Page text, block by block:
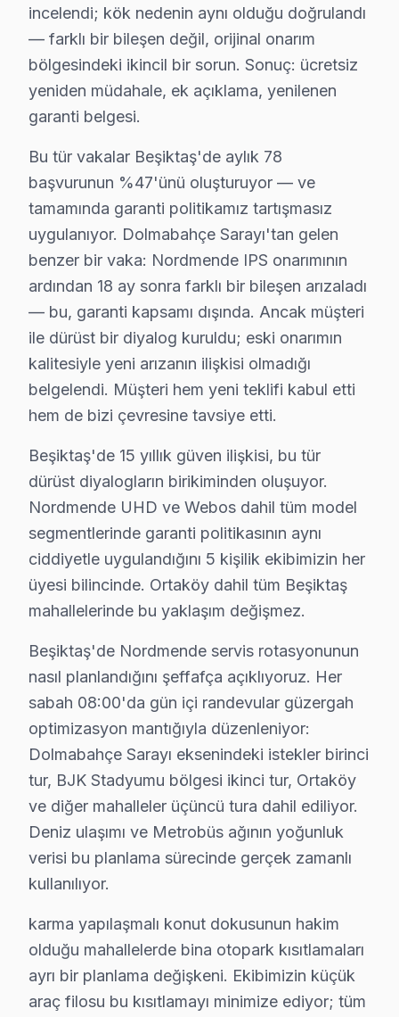
Nisbetiye'de Nordmende TV Servisi
Nisbetiye mahallesi sakinleri, yaz aylarında yükselen
Ortaköy'de Nordmende TV Servisi
Ortaköy mahallesi, dinamik yaşamıyla dikkat
Sinanpaşa'da Nordmende TV Servisi
Sinanpaşa mahallesi, yerleşim alanlarıyla sık sık set
Türkali'de Nordmende TV Servisi
Türkali mahallesi, yoğun nüfusu ile dikkat çekerken,
Ulus'ta Nordmende TV Servisi
Ulus mahallesi, tarihi atmosferiyle dikkat çekerken,
Vişnezade'de Nordmende TV Servisi
Vişnezade mahallesi sakinleri, televizyon
Yıldız'da Nordmende TV Servisi
Yıldız mahallesi, yoğun şehir hayatının getirdiği
Nordmende Bakım Takvimi ve Maliyet
Nordmende set’lerin bakımı ve onarımı,
Anakart tamiri, model serisine göre farklılık
Fiyatları etkileyen başlıca faktörler arasında garanti
Beşiktaş'de Proaktif Nordmende TV Bakımı:
Fabrika Servis olarak, bölgemizde Nordmende
Yerinde tamir imkanı, müşterilerimize büyük kolaylık
Sonuç olarak, proaktif bakım hizmetlerimizle,
Beşiktaş Nordmende servis - TV Tamiri
Nordmende akıllı TV'niz teknik onarım edilebilir mi?
Fabrika Servis — Dolmabahçe Sarayı dahil Beşiktaş
Beşiktaş Bölgesi ve Nordmende TV Desteği
İstanbul Avrupa Yakası içinde yer alan Beşiktaş,
incelendi; kök nedenin aynı olduğu doğrulandı
— farklı bir bileşen değil, orijinal onarım
bölgesindeki ikincil bir sorun. Sonuç: ücretsiz
yeniden müdahale, ek açıklama, yenilenen
garanti belgesi.
Bu tür vakalar Beşiktaş'de aylık 78
başvurunun %47'ünü oluşturuyor — ve
tamamında garanti politikamız tartışmasız
uygulanıyor. Dolmabahçe Sarayı'tan gelen
benzer bir vaka: Nordmende IPS onarımının
ardından 18 ay sonra farklı bir bileşen arızaladı
— bu, garanti kapsamı dışında. Ancak müşteri
ile dürüst bir diyalog kuruldu; eski onarımın
kalitesiyle yeni arızanın ilişkisi olmadığı
belgelendi. Müşteri hem yeni teklifi kabul etti
hem de bizi çevresine tavsiye etti.
Beşiktaş'de 15 yıllık güven ilişkisi, bu tür
dürüst diyalogların birikiminden oluşuyor.
Nordmende UHD ve Webos dahil tüm model
segmentlerinde garanti politikasının aynı
ciddiyetle uygulandığını 5 kişilik ekibimizin her
üyesi bilincinde. Ortaköy dahil tüm Beşiktaş
mahallelerinde bu yaklaşım değişmez.
Beşiktaş'de Nordmende servis rotasyonunun
nasıl planlandığını şeffafça açıklıyoruz. Her
sabah 08:00'da gün içi randevular güzergah
optimizasyon mantığıyla düzenleniyor:
Dolmabahçe Sarayı eksenindeki istekler birinci
tur, BJK Stadyumu bölgesi ikinci tur, Ortaköy
ve diğer mahalleler üçüncü tura dahil ediliyor.
Deniz ulaşımı ve Metrobüs ağının yoğunluk
verisi bu planlama sürecinde gerçek zamanlı
kullanılıyor.
karma yapılaşmalı konut dokusunun hakim
olduğu mahallelerde bina otopark kısıtlamaları
ayrı bir planlama değişkeni. Ekibimizin küçük
araç filosu bu kısıtlamayı minimize ediyor; tüm